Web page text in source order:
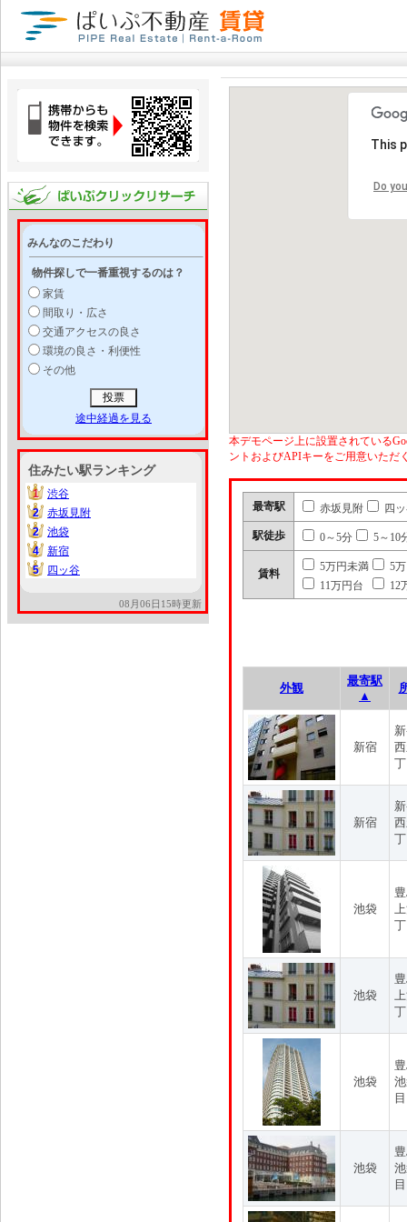
みんなのこだわり
物件探しで一番重視するのは？
家賃
間取り・広さ
交通アクセスの良さ
環境の良さ・利便性
その他
途中経過を見る
住みたい駅ランキング
1
1
渋谷
2
2
赤坂見附
2
2
池袋
4
4
新宿
5
5 四ッ谷
08月06日15時更新
This
Do
本デモページ上に設置されている
ントおよびAPIキーをご用意いただ
最寄駅 赤坂見附 四
駅徒歩 0～5分 5～10
賃料
5万円未満
5
11万円台
12
外観
最寄駅
▲
新宿
新宿
池袋
池袋
池袋
目
池袋